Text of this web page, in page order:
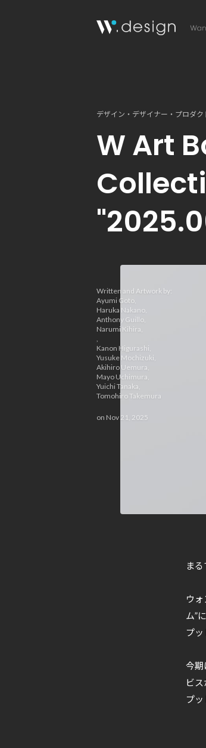
デザイン・デザイナー・プロダ
W Art
Written and Artwork by:
Ayumi Goto,
Haruka Nakano,
Anthony Guillo,
Narumi Kihira,
,
Kanon Higurashi,
Yusuke Mochizuki,
Akihiro Uemura,
Mayo Uchimura,
Yuichi Tanaka,
Tomohiro Takemura
on Nov 21, 2025
ま
ウ
ム”
プッ
今期
ビ
プ